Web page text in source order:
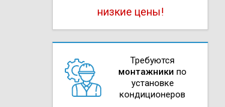
низкие цены!
Требуются
монтажники по
установке
кондиционеров